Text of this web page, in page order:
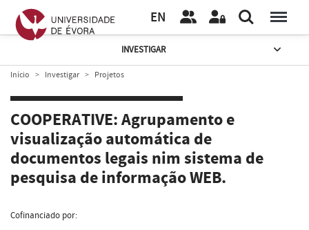
EN
INVESTIGAR
Início Investigar Projetos
COOPERATIVE: Agrupamento e
visualização automática de
documentos legais nim sistema de
pesquisa de informação WEB.
Cofinanciado por: